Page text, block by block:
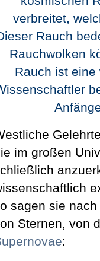
verbreitet,
Rauch
Rauchwolken
Rauch ist
im großen
sagen sie
Sternen, von
: